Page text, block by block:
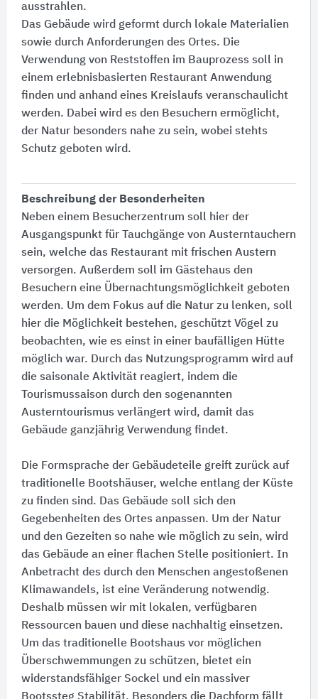
ausstrahlen.
Das Gebäude wird geformt durch lokale Materialien
sowie durch Anforderungen des Ortes. Die
Verwendung von Reststoffen im Bauprozess soll in
einem erlebnisbasierten Restaurant Anwendung
finden und anhand eines Kreislaufs veranschaulicht
werden. Dabei wird es den Besuchern ermöglicht,
der Natur besonders nahe zu sein, wobei stehts
Schutz geboten wird.
Beschreibung der Besonderheiten
Neben einem Besucherzentrum soll hier der
Ausgangspunkt für Tauchgänge von Austerntauchern
sein, welche das Restaurant mit frischen Austern
versorgen. Außerdem soll im Gästehaus den
Besuchern eine Übernachtungsmöglichkeit geboten
werden. Um dem Fokus auf die Natur zu lenken, soll
hier die Möglichkeit bestehen, geschützt Vögel zu
beobachten, wie es einst in einer baufälligen Hütte
möglich war. Durch das Nutzungsprogramm wird auf
die saisonale Aktivität reagiert, indem die
Tourismussaison durch den sogenannten
Austerntourismus verlängert wird, damit das
Gebäude ganzjährig Verwendung findet.
Die Formsprache der Gebäudeteile greift zurück auf
traditionelle Bootshäuser, welche entlang der Küste
zu finden sind. Das Gebäude soll sich den
Gegebenheiten des Ortes anpassen. Um der Natur
und den Gezeiten so nahe wie möglich zu sein, wird
das Gebäude an einer flachen Stelle positioniert. In
Anbetracht des durch den Menschen angestoßenen
Klimawandels, ist eine Veränderung notwendig.
Deshalb müssen wir mit lokalen, verfügbaren
Ressourcen bauen und diese nachhaltig einsetzen.
Um das traditionelle Bootshaus vor möglichen
Überschwemmungen zu schützen, bietet ein
widerstandsfähiger Sockel und ein massiver